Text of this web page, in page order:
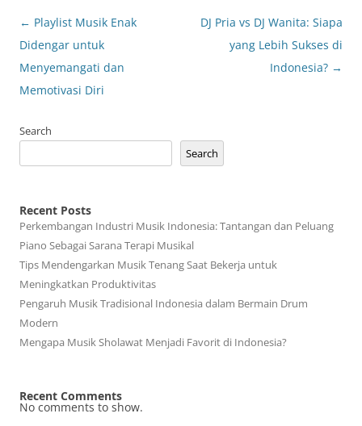
Post
navigation
← Playlist Musik Enak
Didengar untuk
Menyemangati dan
Memotivasi Diri
DJ Pria vs DJ Wanita: Siapa
yang Lebih Sukses di
Indonesia? →
Search
Search
Recent Posts
Perkembangan Industri Musik Indonesia: Tantangan dan Peluang
Piano Sebagai Sarana Terapi Musikal
Tips Mendengarkan Musik Tenang Saat Bekerja untuk
Meningkatkan Produktivitas
Pengaruh Musik Tradisional Indonesia dalam Bermain Drum
Modern
Mengapa Musik Sholawat Menjadi Favorit di Indonesia?
Recent Comments
No comments to show.